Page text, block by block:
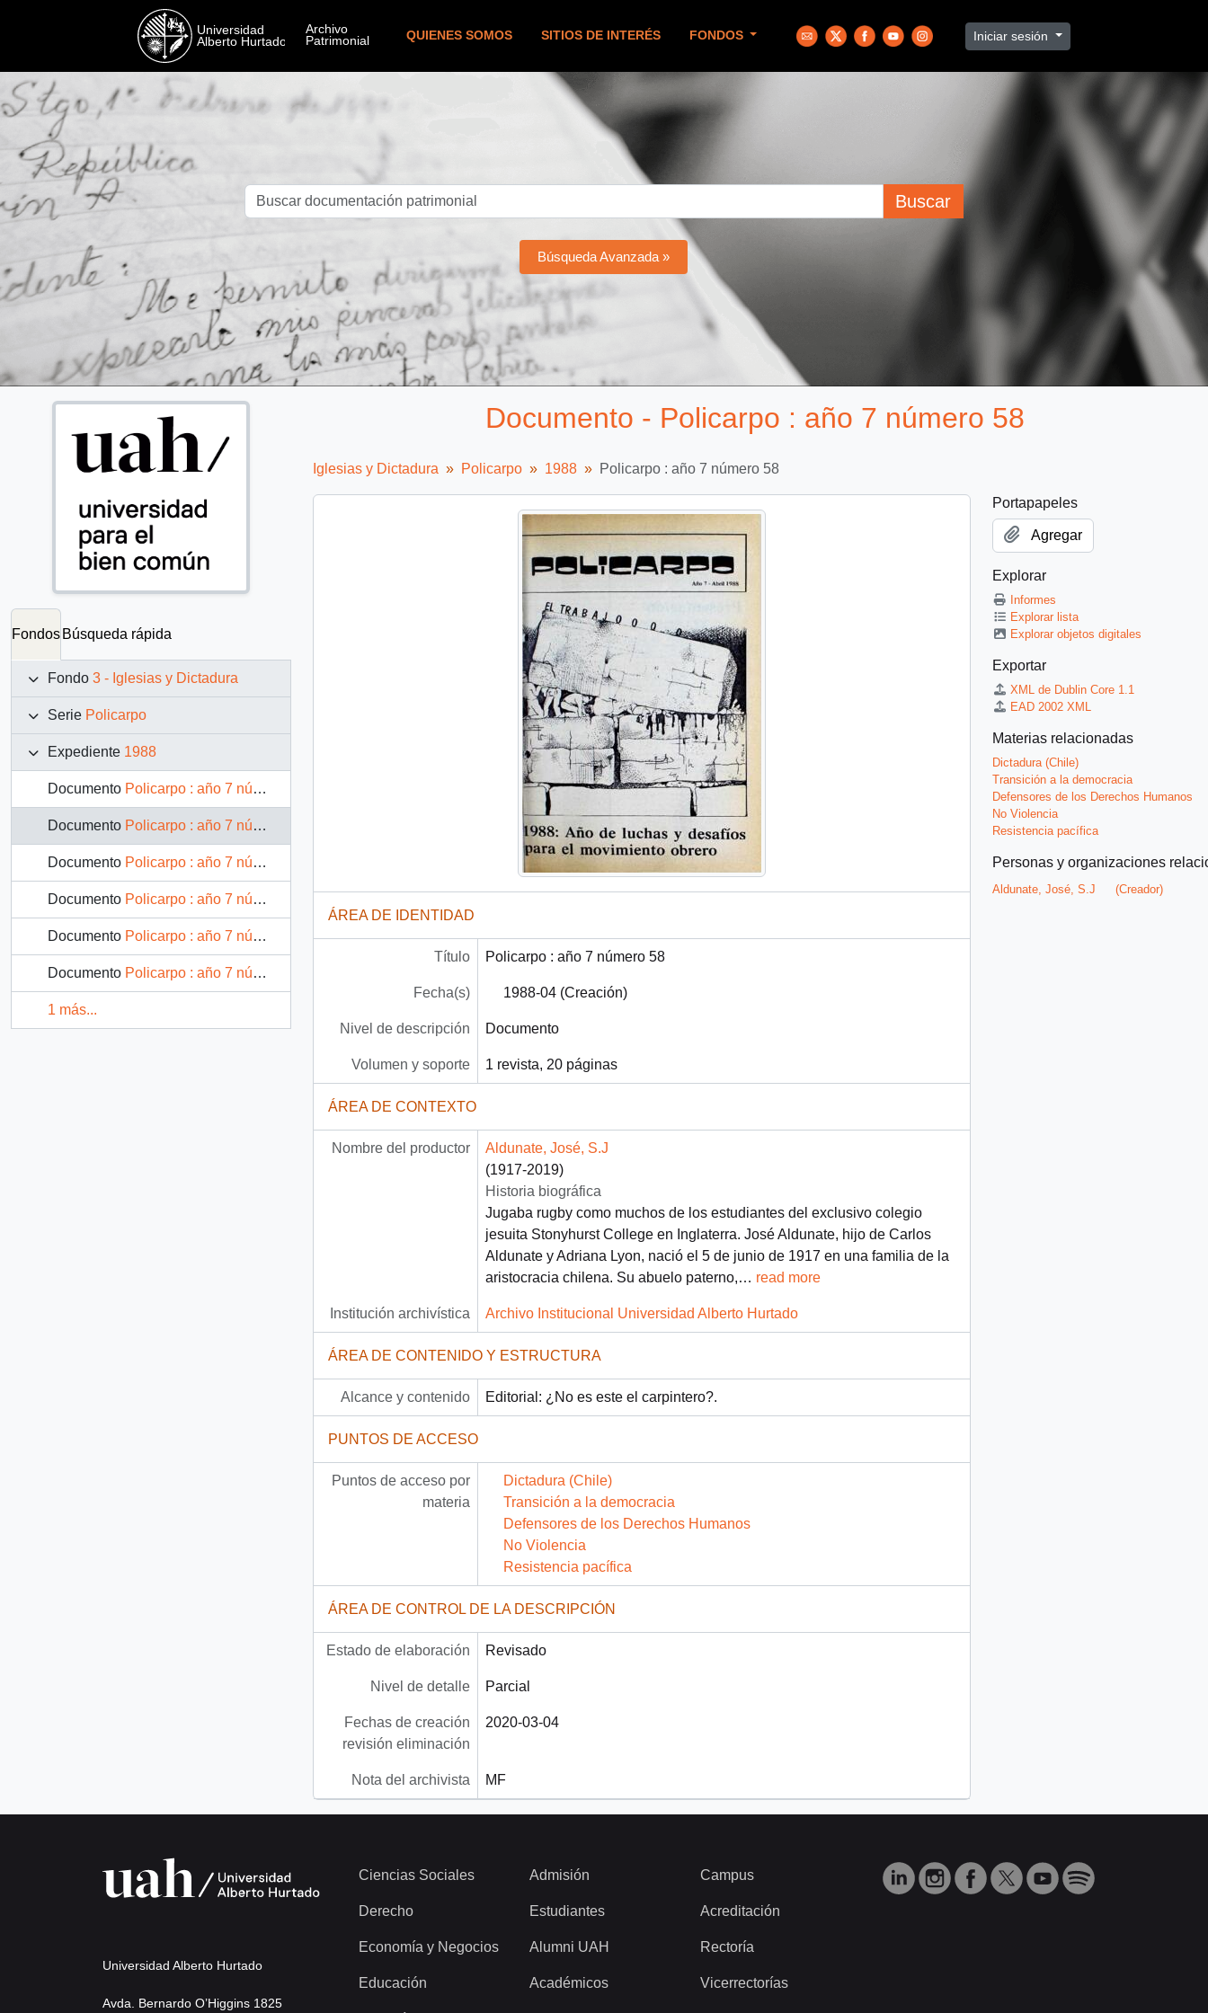
QUIENES SOMOS SITIOS DE INTERÉS FONDOS Iniciar sesión
Buscar
Búsqueda Avanzada »
Fondos Búsqueda rápida
Fondo 3 - Iglesias y Dictadura
Serie Policarpo
Expediente 1988
Documento Policarpo : año 7 número 57
Documento Policarpo : año 7 número 58
Documento Policarpo : año 7 número 59
Documento Policarpo : año 7 número 60
Documento Policarpo : año 7 número 61
Documento Policarpo : año 7 número 62
1 más...
Documento - Policarpo : año 7 número 58
Iglesias y Dictadura Policarpo 1988 Policarpo : año 7 número 58
ÁREA DE IDENTIDAD
Título Policarpo : año 7 número 58
Fecha(s) 1988-04 (Creación)
Nivel de descripción Documento
Volumen y soporte 1 revista, 20 páginas
ÁREA DE CONTEXTO
Nombre del productor
Aldunate, José, S.J
(1917-2019)
Historia biográfica
Jugaba rugby como muchos de los estudiantes del exclusivo colegio
jesuita Stonyhurst College en Inglaterra. José Aldunate, hijo de Carlos
Aldunate y Adriana Lyon, nació el 5 de junio de 1917 en una familia de la
aristocracia chilena. Su abuelo paterno,… read more
Institución archivística Archivo Institucional Universidad Alberto Hurtado
ÁREA DE CONTENIDO Y ESTRUCTURA
Alcance y contenido Editorial: ¿No es este el carpintero?.
PUNTOS DE ACCESO
Puntos de acceso por
materia
Dictadura (Chile)
Transición a la democracia
Defensores de los Derechos Humanos
No Violencia
Resistencia pacífica
ÁREA DE CONTROL DE LA DESCRIPCIÓN
Estado de elaboración Revisado
Nivel de detalle Parcial
Fechas de creación
revisión eliminación
2020-03-04
Nota del archivista MF
Portapapeles
Agregar
Explorar
Informes
Explorar lista
Explorar objetos digitales
Exportar
XML de Dublin Core 1.1
EAD 2002 XML
Materias relacionadas
Dictadura (Chile)
Transición a la democracia
Defensores de los Derechos Humanos
No Violencia
Resistencia pacífica
Personas y organizaciones
Aldunate, José, S.J (Creador)
Universidad Alberto Hurtado
Avda. Bernardo O’Higgins 1825
Ciencias Sociales
Derecho
Economía y Negocios
Educación
Admisión
Estudiantes
Alumni UAH
Académicos
Campus
Acreditación
Rectoría
Vicerrectorías